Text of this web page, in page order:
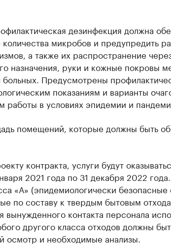
дезинфекция должна
микробов и предупредить
а также их распространение
назначения, руки и кожные покровы
больных. Предусмотрены
показаниям и варианты
работы в условиях эпидемии и
помещений, которые должны быть
контракта, услуги будут
2021 года по 31 декабря 2022
«А» (эпидемиологически безопасные
по составу к твердым бытовым
вынужденного контакта персонала
другого класса отходов должны
осмотр и необходимые анализы.